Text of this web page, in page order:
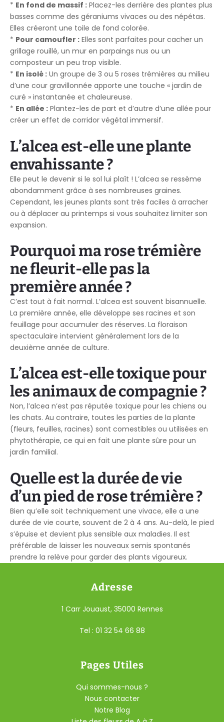
* En fond de massif : Placez-les derrière des plantes plus
basses comme des géraniums vivaces ou des népétas.
Elles créeront une toile de fond colorée.
* Pour camoufler : Elles sont parfaites pour cacher un
grillage rouillé, un mur en parpaings nus ou un
composteur un peu trop visible.
* En isolé : Un groupe de 3 ou 5 roses trémières au milieu
d’une cour gravillonnée apporte une touche « jardin de
curé » instantanée et chaleureuse.
* En allée : Plantez-les de part et d’autre d’une allée pour
créer un effet de corridor végétal immersif.
L’alcea est-elle une plante
envahissante ?
Elle peut le devenir si le sol lui plaît ! L’alcea se ressème
abondamment grâce à ses nombreuses graines.
Cependant, les jeunes plants sont très faciles à arracher
ou à déplacer au printemps si vous souhaitez limiter son
expansion.
Pourquoi ma rose trémière
ne fleurit-elle pas la
première année ?
C’est tout à fait normal. L’alcea est souvent bisannuelle.
La première année, elle développe ses racines et son
feuillage pour accumuler des réserves. La floraison
spectaculaire intervient généralement lors de la
deuxième année de culture.
L’alcea est-elle toxique pour
les animaux de compagnie ?
Non, l’alcea n’est pas réputée toxique pour les chiens ou
les chats. Au contraire, toutes les parties de la plante
(fleurs, feuilles, racines) sont comestibles ou utilisées en
phytothérapie, ce qui en fait une plante sûre pour un
jardin familial.
Quelle est la durée de vie
d’un pied de rose trémière ?
Bien qu’elle soit techniquement une vivace, elle a une
durée de vie courte, souvent de 2 à 4 ans. Au-delà, le pied
s’épuise et devient plus sensible aux maladies. Il est
préférable de laisser les nouveaux semis spontanés
prendre la relève pour garder des plants vigoureux.
Adresse
1 Carr Jouaust, 35000 Rennes
Tel : 01 32 54 66 88
Pages Utiles
Qui sommes-nous ?
Nous contacter
Notre Blog